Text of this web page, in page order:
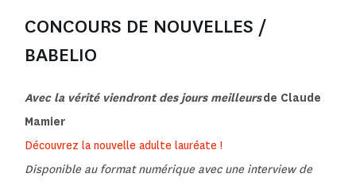
CONCOURS DE NOUVELLES /
BABELIO
Avec la vérité viendront des jours meilleursde Claude
Mamier
Découvrez la nouvelle adulte lauréate !
Disponible au format numérique avec une interview de